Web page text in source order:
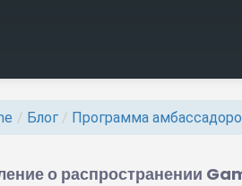
/ Блог / Программа
о распространении